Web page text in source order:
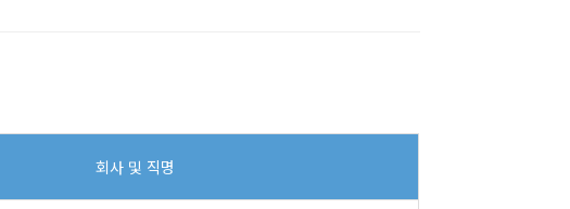
회사 및 직명